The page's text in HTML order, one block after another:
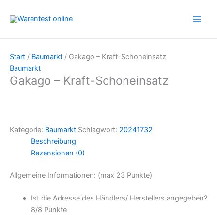
Inhalt
Start / Baumarkt / Gakago – Kraft-Schoneinsatz
Baumarkt
Gakago – Kraft-Schoneinsatz
Kategorie: Baumarkt Schlagwort: 20241732
Beschreibung
Rezensionen (0)
Allgemeine Informationen: (max 23 Punkte)
Ist die Adresse des Händlers/ Herstellers angegeben?
8/8 Punkte